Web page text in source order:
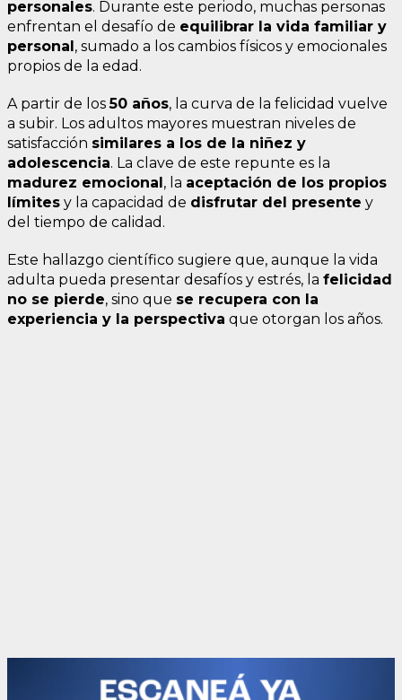
personales. Durante este periodo, muchas personas
enfrentan el desafío de equilibrar la vida familiar y
personal, sumado a los cambios físicos y emocionales
propios de la edad.
A partir de los50 años, la curva de la felicidad vuelve
a subir. Los adultos mayores muestran niveles de
satisfacción similares a los de la niñez y
adolescencia. La clave de este repunte es la
madurez emocional, la aceptación de los propios
límites y la capacidad de disfrutar del presente y
del tiempo de calidad.
Este hallazgo científico sugiere que, aunque la vida
adulta pueda presentar desafíos y estrés, la felicidad
no se pierde, sino que se recupera con la
experiencia y la perspectiva que otorgan los años.